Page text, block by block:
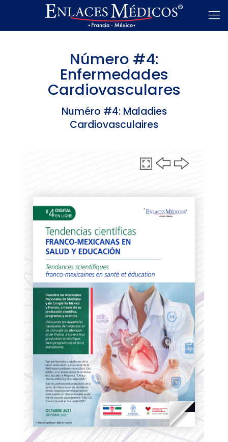
Número #4:
Enfermedades
Cardiovasculares
Numéro #4: Maladies
Cardiovasculaires